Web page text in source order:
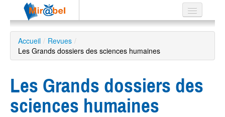
Le réseau
Soutien
Accueil / Revues /
Les Grands dossiers des sciences humaines
Les Grands dossiers des
sciences humaines